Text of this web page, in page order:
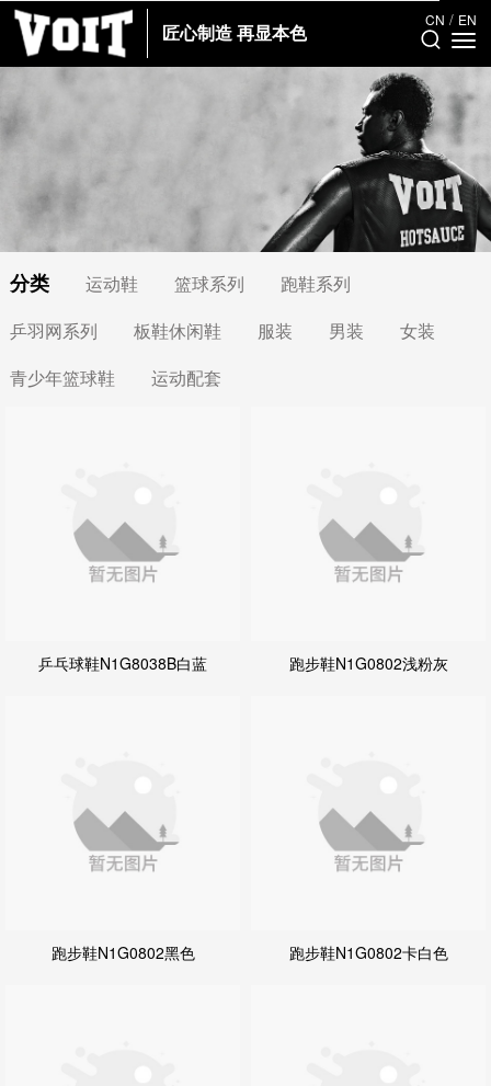
匠心制造 再显本色
CN / EN
分类 运动鞋 篮球系列
跑鞋系列
乒羽网系列
板鞋休闲鞋 服装 男装
女装
青少年篮球鞋
运动配套
乒乓球鞋N1G8038B白蓝 跑步鞋N1G0802浅粉灰
跑步鞋N1G0802黑色 跑步鞋N1G0802卡白色